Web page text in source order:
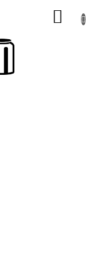
KOŠÍK